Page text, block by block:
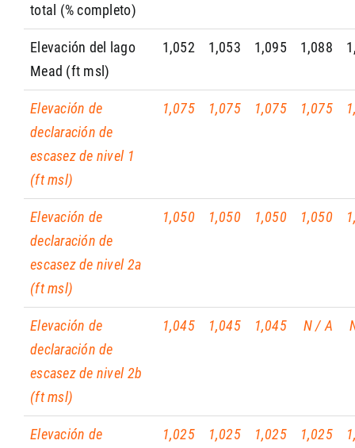
total (% completo)
Elevación del lago
Mead (ft msl)
1,052 1,053 1,095 1,088
Elevación de
declaración de
escasez de nivel 1
(ft msl)
1,075 1,075 1,075 1,075
Elevación de
declaración de
escasez de nivel 2a
(ft msl)
1,050 1,050 1,050 1,050
Elevación de
declaración de
escasez de nivel 2b
(ft msl)
1,045 1,045 1,045 N / A
Elevación de
1,025 1,025 1,025 1,025